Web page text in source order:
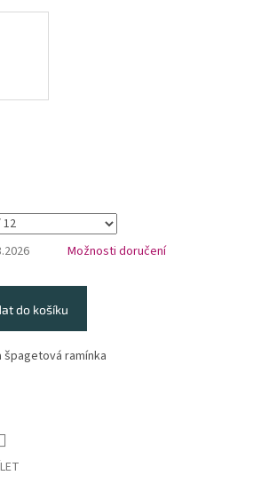
Možnosti doručení
do košíku
špagetová ramínka